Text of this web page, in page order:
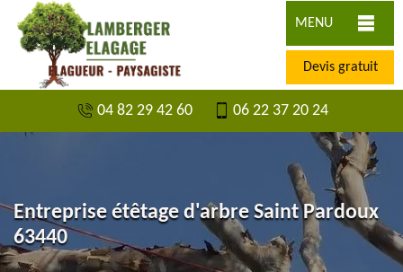
MENU
Devis gratuit
04 82 29 42 60 06 22 37 20 24
Entreprise étêtage d'arbre Saint Pardoux
63440